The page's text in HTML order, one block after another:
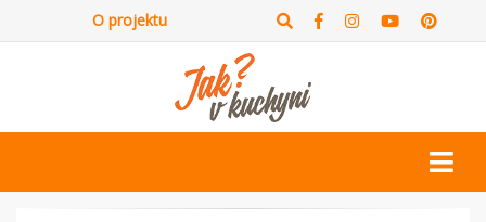
O projektu